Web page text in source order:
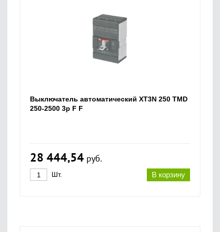
Выключатель автоматический XT3N 250 TMD
250-2500 3p F F
28 444,54 руб.
В корзину
Шт.